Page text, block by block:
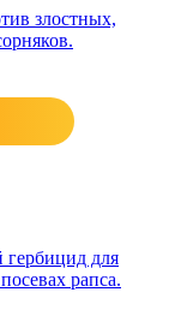
злостных,
гербицид для
рапса.